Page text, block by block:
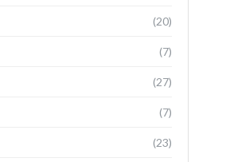
(20)
(7)
(27)
(7)
(23)